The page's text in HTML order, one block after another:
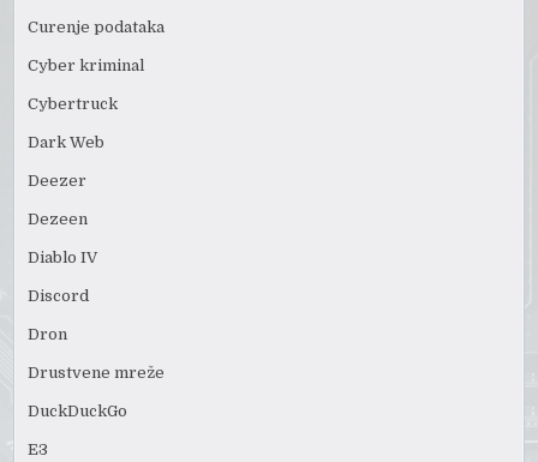
Curenje podataka
Cyber kriminal
Cybertruck
Dark Web
Deezer
Dezeen
Diablo IV
Discord
Dron
Drustvene mreže
DuckDuckGo
E3